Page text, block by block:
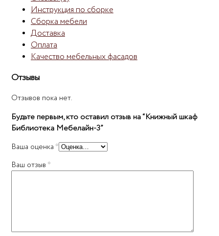
Инструкция по сборке
Сборка мебели
Доставка
Оплата
Качество мебельных фасадов
Отзывы
Отзывов пока нет.
Будьте первым, кто оставил отзыв на “Книжный шкаф
Библиотека Мебелайн-3”
Ваша оценка *
Ваш отзыв *